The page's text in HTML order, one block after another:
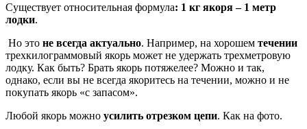
Существует относительная формула: 1 кг якоря – 1 метр
лодки.
Но это не всегда актуально. Например, на хорошем течении
трехкилограммовый якорь может не удержать трехметровую
лодку. Как быть? Брать якорь потяжелее? Можно и так,
однако, если вы не всегда якоритесь на течении, можно и не
покупать якорь «с запасом».
Любой якорь можно усилить отрезком цепи. Как на фото.